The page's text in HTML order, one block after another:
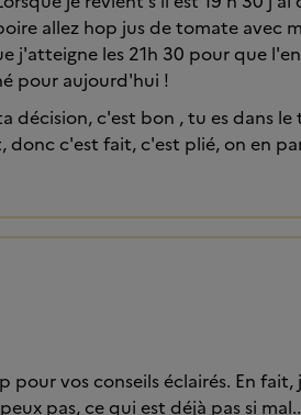
allez hop jus de tomate avec
j'atteigne les 21h 30 pour que
pour aujourd'hui !
décision, c'est bon , tu es dans
c'est fait, c'est plié, on en
pour vos conseils éclairés. En
pas, ce qui est déjà pas si